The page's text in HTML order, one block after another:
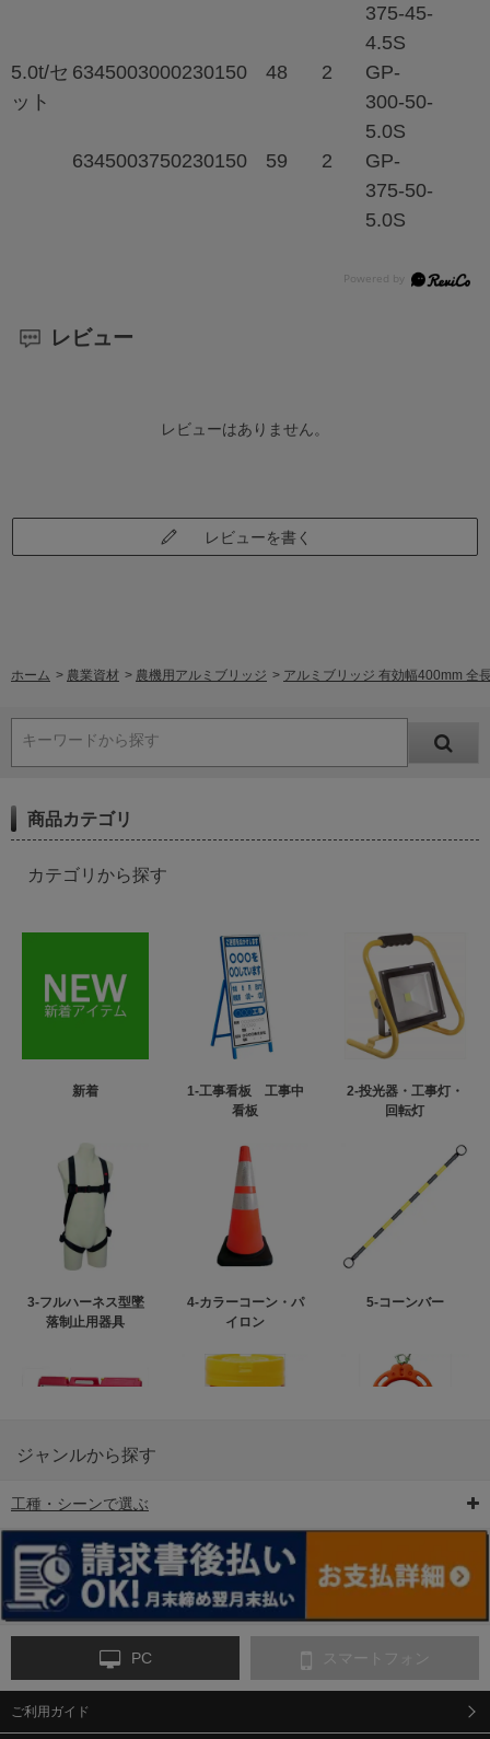
375-45-
4.5S
5.0t/セ
ット
6345003000230150 48 2
GP-
300-50-
5.0S
6345003750230150 59 2
GP-
375-50-
5.0S
レビュー
レビューはありません。
レビューを書く
ホーム > 農業資材 > 農機用アルミブリッジ > アルミブリッジ 有効幅400mm 全
キーワードから探す
商品カテゴリ
カテゴリから探す
新着
1-工事看板 工事中
看板
2-投光器・工事灯・
回転灯
3-フルハーネス型墜
落制止用器具
4-カラーコーン・パ
イロン
5-コーンバー
6-矢印板/LED矢印板
ンス
9-点字マット・タイ
ジャンルから探す
工種・シーンで選ぶ
PC スマートフォン
ご利用ガイド